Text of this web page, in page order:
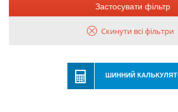
Застосувати фільтр
Скинути всі фільтри
ШИННИЙ